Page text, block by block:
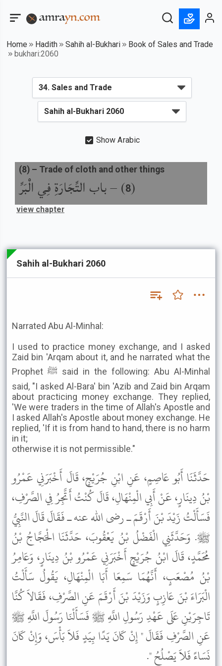
Home Hadith Sahih al-Bukhari
Book of Sales and Trade
bukhari:2060
Show Arabic
(
8
) –باب التِّجَارَةِ فِي الْبَرِّ
(8) – Trade of cloth and other things
view chapter
Sahih al-Bukhari 2060
Narrated Abu Al-Minhal:
I used to practice money exchange, and I asked
Zaid bin 'Arqam about it, and he narrated what the
Prophet ﷺ said in the following: Abu Al-Minhal
said, "I asked Al-Bara' bin 'Azib and Zaid bin Arqam
about practicing money exchange. They replied,
'We were traders in the time of Allah's Apostle and
I asked Allah's Apostle about money exchange. He
replied, 'If it is from hand to hand, there is no harm
in it;
otherwise it is not permissible."
حَدَّثَنَا أَبُو عَاصِمٍ، عَنِ ابْنِ جُرَيْجٍ، قَالَ أَخْبَرَنِي عَمْرُو
بْنُ دِينَارٍ، عَنْ أَبِي الْمِنْهَالِ، قَالَ كُنْتُ أَتَّجِرُ فِي الصَّرْفِ،
فَسَأَلْتُ زَيْدَ بْنَ أَرْقَمَ ـ رضى الله عنه ـ فَقَالَ قَالَ النَّبِيُّ
ﷺ. وَحَدَّثَنِي الْفَضْلُ بْنُ يَعْقُوبَ، حَدَّثَنَا الْحَجَّاجُ بْنُ
مُحَمَّدٍ، قَالَ ابْنُ جُرَيْجٍ أَخْبَرَنِي عَمْرُو بْنُ دِينَارٍ، وَعَامِرُ
بْنُ مُصْعَبٍ، أَنَّهُمَا سَمِعَا أَبَا الْمِنْهَالِ، يَقُولُ سَأَلْتُ
الْبَرَاءَ بْنَ عَازِبٍ وَزَيْدَ بْنَ أَرْقَمَ عَنِ الصَّرْفِ، فَقَالاَ كُنَّا
تَاجِرَيْنِ عَلَى عَهْدِ رَسُولِ اللَّهِ ﷺ فَسَأَلْنَا رَسُولَ اللَّهِ ﷺ
عَنِ الصَّرْفِ فَقَالَ " إِنْ كَانَ يَدًا بِيَدٍ فَلاَ بَأْسَ، وَإِنْ كَانَ
نَسَاءً فَلاَ يَصْلُحُ ".